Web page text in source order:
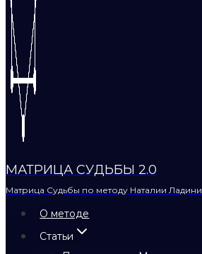
МАТРИЦА СУДЬБЫ 2.0
Матрица Судьбы по методу Наталии Ладини
О методе
Статьи